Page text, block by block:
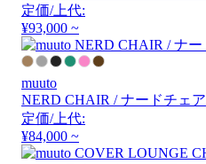
定価/上代:
¥93,000 ~
muuto
NERD CHAIR / ナードチェア
定価/上代:
¥84,000 ~